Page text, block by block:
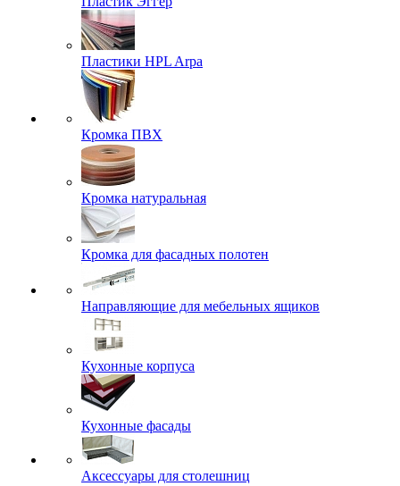
Пластики HPL Arpa
Кромка ПВХ
Кромка натуральная
Кромка для фасадных полотен
Направляющие для мебельных ящиков
Кухонные корпуса
Кухонные фасады
Аксессуары для столешниц